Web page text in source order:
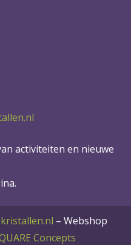
activiteiten en nieuwe
– Webshop
Concepts